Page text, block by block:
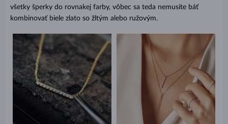
všetky šperky do rovnakej farby, vôbec sa teda nemusíte báť
kombinovať biele zlato so žltým alebo ružovým.